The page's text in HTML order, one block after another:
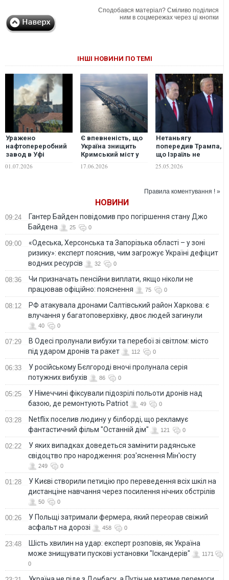
Сподобався матеріал? Сміливо поділися
ним в соцмережах через ці кнопки
ІНШІ НОВИНИ ПО ТЕМІ
Уражено
нафтопереробний
завод в Уфі
російського ВПК у
01.07.2026
Є впевненість, що
Україна знищить
Кримський міст у
- генерал Годжес
17.06.2026
Нетаньягу
попередив Трампа,
що Ізраїль не
мирні угоди США та
25.05.2026
Правила коментування ! »
НОВИНИ
09:24
Гантер Байден повідомив про погіршення стану Джо
Байдена
25 0
09:00
«Одеська, Херсонська та Запорізька області – у зоні
ризику»: експерт пояснив, чим загрожує Україні дефіцит
водних ресурсів
32 0
08:36
Чи призначать пенсійни виплати, якщо ніколи не
працював офіційно: пояснення
75 0
08:12
РФ атакувала дронами Салтівський район Харкова: є
влучання у багатоповерхівку, двоє людей загинули
40 0
07:29
В Одесі пролунали вибухи та перебої зі світлом: місто
під ударом дронів та ракет
112 0
06:33
У російському Бєлгороді вночі пролунала серія
потужних вибухів
86 0
05:25
У Німеччині фіксували підозрілі польоти дронів над
базою, де ремонтують Patriot
49 0
03:28
Netflix поселив людину у білборді, що рекламує
фантастичний фільм "Останній дім"
121 0
02:22
У яких випадках доведеться замінити радянське
свідоцтво про народження: роз'яснення Мін'юсту
249 0
01:28
У Києві створили петицію про переведення всіх шкіл на
дистанціне навчання через посилення нічних обстрілів
50 0
00:26
У Польщі затримали фермера, який переорав свіжий
асфальт на дорозі
458 0
23:48
Шість хвилин на удар: експерт розповів, як Україна
може знищувати пускові установки "Іскандерів"
1171
0